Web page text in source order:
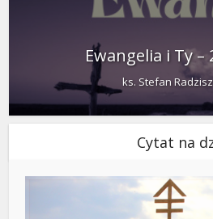
Ewangelia i Ty –
ks. Stefan
Cytat na